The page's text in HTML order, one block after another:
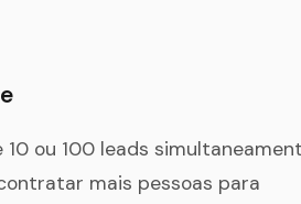
ou 100 leads
mais pessoas para